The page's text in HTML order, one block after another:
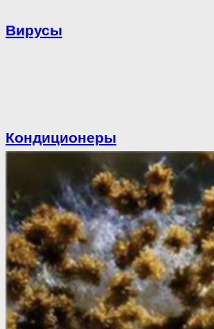
Вирусы
Кондиционеры